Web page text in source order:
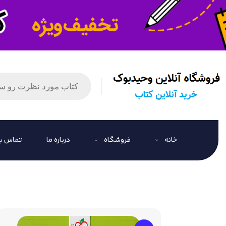
خانه فروشگاه درباره ما تماس